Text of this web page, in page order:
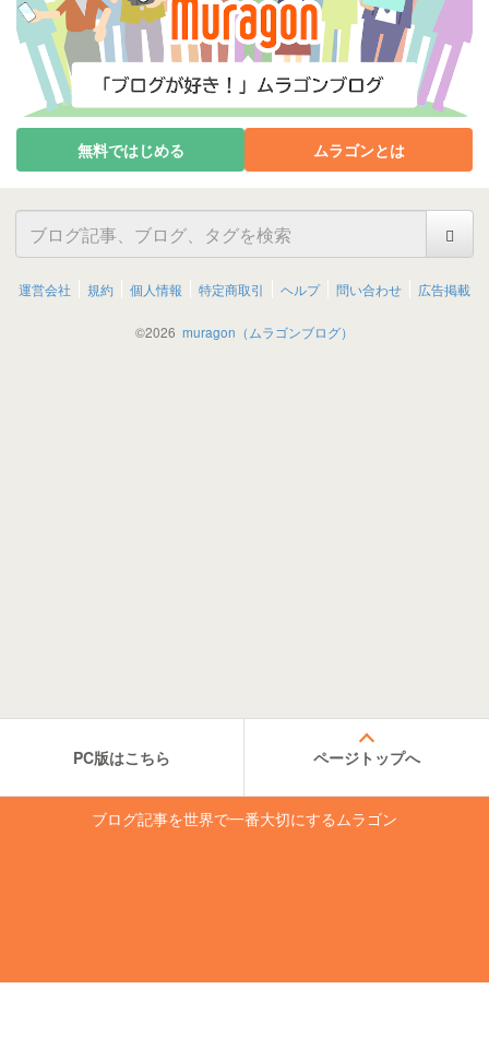
無料ではじめる ムラゴンとは
運営会社 規約 個人情報 特定商取引 ヘルプ 問い合わせ 広告掲載
©2026 muragon（ムラゴンブログ）
PC版はこちら ページトップへ
ブログ記事を世界で一番大切にするムラゴン